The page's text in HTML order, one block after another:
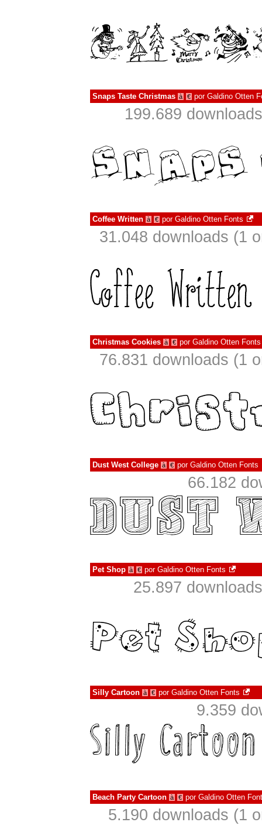
Snaps Taste Christmas à € por Galdino Otten
199.689
Coffee Written à € por Galdino Otten Fonts
31.048 downloads (1
Christmas Cookies à € por Galdino Otten Fonts
76.831 downloads (1
Dust West College à € por Galdino Otten Fonts
66.182
Pet Shop à € por Galdino Otten Fonts
25.897
Silly Cartoon à € por Galdino Otten Fonts
9.359
Beach Party Cartoon à € por Galdino Otten
5.190 downloads (1